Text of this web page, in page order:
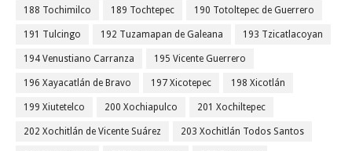
188 Tochimilco 189 Tochtepec 190 Totoltepec de Guerrero
191 Tulcingo 192 Tuzamapan de Galeana 193 Tzicatlacoyan
194 Venustiano Carranza 195 Vicente Guerrero
196 Xayacatlán de Bravo 197 Xicotepec 198 Xicotlán
199 Xiutetelco 200 Xochiapulco 201 Xochiltepec
202 Xochitlán de Vicente Suárez 203 Xochitlán Todos Santos